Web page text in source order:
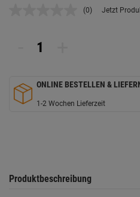
Kein
(0) Jetzt
ONLINE BESTELLEN &
1-2 Wochen Lieferzeit
Produktbeschreibung